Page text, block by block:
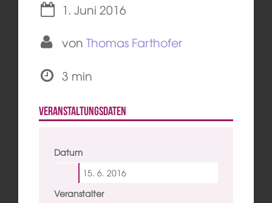
1. Juni 2016
von Thomas Farthofer
3 min
Veranstaltungsdaten
Datum
15. 6. 2016
Veranstalter